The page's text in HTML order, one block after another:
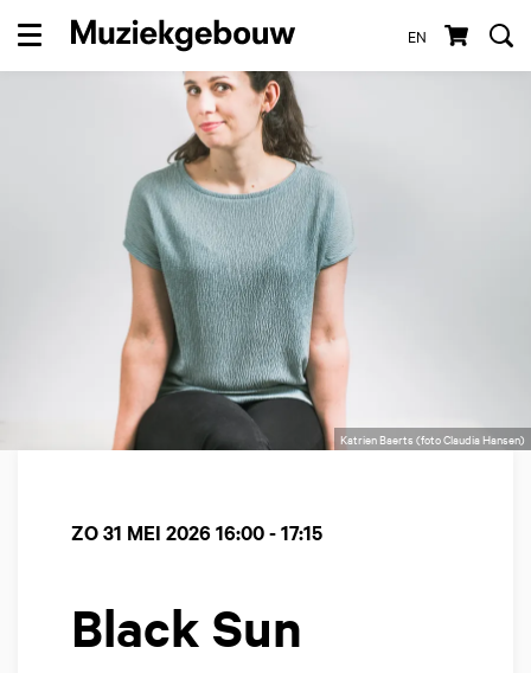
EN
Menu
Katrien Baerts (foto Claudia Hansen)
Black Sun
ZO 31 MEI 2026 16:00 - 17:15